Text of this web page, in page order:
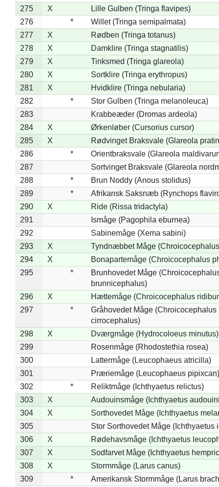
275
X
Lille Gulben (Tringa flavipes)
276
*
Willet (Tringa semipalmata)
277
X
Rødben (Tringa totanus)
278
X
Damklire (Tringa stagnatilis)
279
X
Tinksmed (Tringa glareola)
280
X
Sortklire (Tringa erythropus)
281
X
Hvidklire (Tringa nebularia)
282
*
Stor Gulben (Tringa melanoleuca)
283
Krabbeæder (Dromas ardeola)
284
X
Ørkenløber (Cursorius cursor)
285
X
Rødvinget Braksvale (Glareola
286
*
Orientbraksvale (Glareola
287
Sortvinget Braksvale (Glareola
288
*
Brun Noddy (Anous stolidus)
289
*
Afrikansk Saksnæb (Rynchops
290
X
Ride (Rissa tridactyla)
291
Ismåge (Pagophila eburnea)
292
Sabinemåge (Xema sabini)
293
X
Tyndnæbbet Måge
294
X
Bonapartemåge (Chroicocephalus
295
*
Brunhovedet Måge
brunnicephalus)
296
X
Hættemåge (Chroicocephalus
297
*
Gråhovedet Måge (Chroicocephalus
cirrocephalus)
298
X
Dværgmåge (Hydrocoloeus minutus)
299
Rosenmåge (Rhodostethia rosea)
300
Lattermåge (Leucophaeus atricilla)
301
Præriemåge (Leucophaeus pipixcan)
302
*
Reliktmåge (Ichthyaetus relictus)
303
X
Audouinsmåge (Ichthyaetus
304
X
Sorthovedet Måge (Ichthyaetus
305
Stor Sorthovedet Måge (Ichthyaetus
306
X
Rødehavsmåge (Ichthyaetus
307
X
Sodfarvet Måge (Ichthyaetus
308
X
Stormmåge (Larus canus)
309
*
Amerikansk Stormmåge (Larus